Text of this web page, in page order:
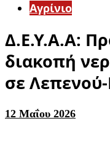
Aγρίνιο
Δ.Ε.Υ.Α.Α:
διακοπή
σε
12 Μαΐου 2026